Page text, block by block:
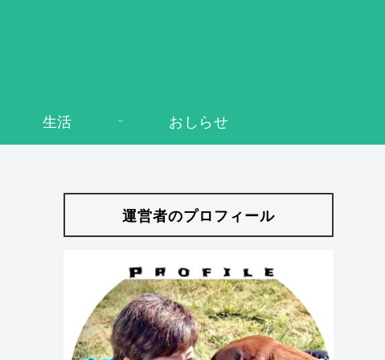
生活 おしらせ
運営者のプロフィール